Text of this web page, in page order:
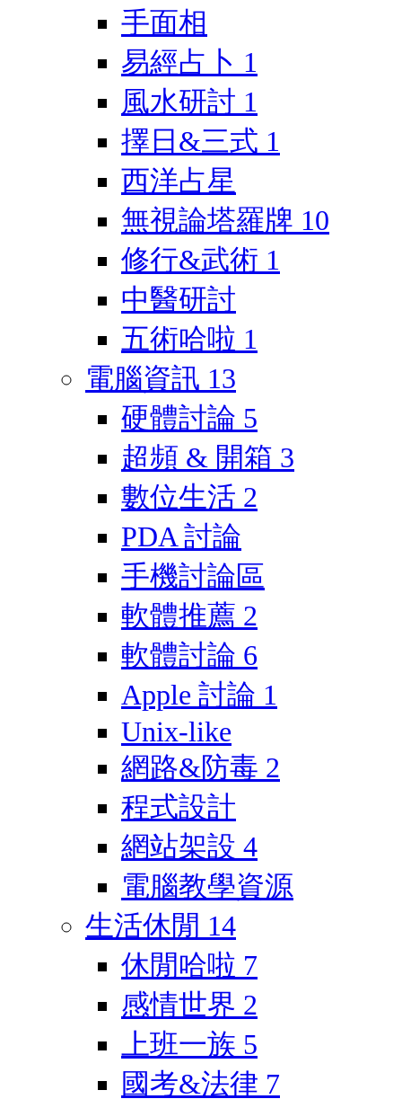
手面相
易經占卜 1
風水研討 1
擇日&三式 1
西洋占星
無視論塔羅牌 10
修行&武術 1
中醫研討
五術哈啦 1
電腦資訊 13
硬體討論 5
超頻 & 開箱 3
數位生活 2
PDA 討論
手機討論區
軟體推薦 2
軟體討論 6
Apple 討論 1
Unix-like
網路&防毒 2
程式設計
網站架設 4
電腦教學資源
生活休閒 14
休閒哈啦 7
感情世界 2
上班一族 5
國考&法律 7